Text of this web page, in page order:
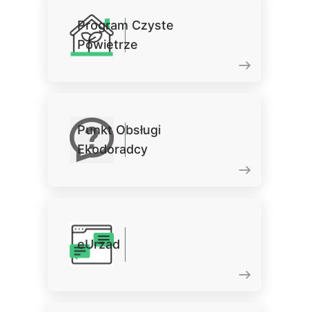
Program Czyste
Powietrze
Punkt Obsługi
Ekodoradcy
eUrzad